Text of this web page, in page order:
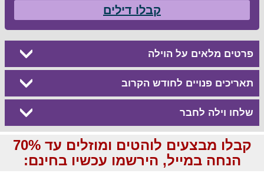
קבלו דילים
פרטים מלאים על הוילה
תאריכים פנויים לחודש הקרוב
שלחו וילה לחבר
קבלו מבצעים לוהטים ומוזלים עד 70%
הנחה במייל, הירשמו עכשיו בחינם: